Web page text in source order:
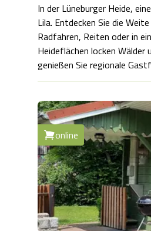
In der Lüneburger Heide,
Lila. Entdecken Sie die
Radfahren, Reiten oder in
Heideflächen locken Wälder
genießen Sie regionale
online